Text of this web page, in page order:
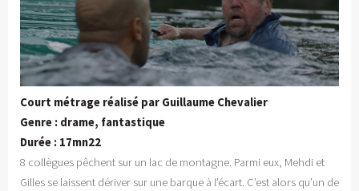
Court métrage réalisé par Guillaume Chevalier
Genre : drame, fantastique
Durée : 17mn22
8 collègues pêchent sur un lac de montagne. Parmi eux, Mehdi et
Gilles se laissent dériver sur une barque à l’écart. C’est alors qu’un de